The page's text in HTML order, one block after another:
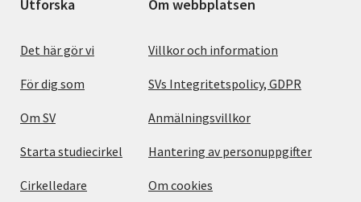
Utforska
Det här gör vi
För dig som
Om SV
Starta studiecirkel
Cirkelledare
Om webbplatsen
Villkor och information
SVs Integritetspolicy, GDPR
Anmälningsvillkor
Hantering av personuppgifter
Om cookies